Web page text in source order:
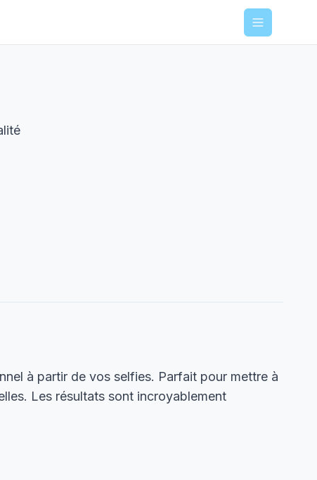
Menu
à partir de vos selfies. Parfait pour mettre à
Les résultats sont incroyablement